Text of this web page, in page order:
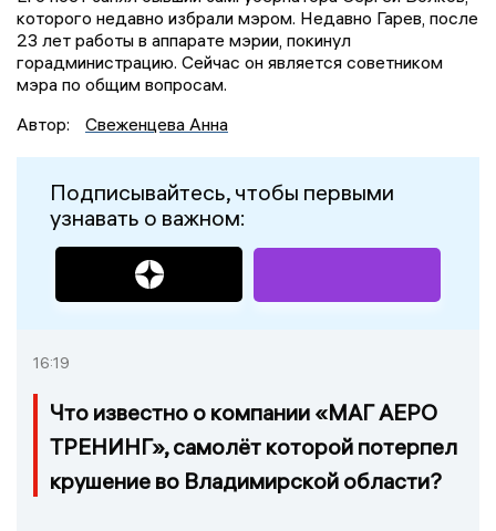
которого недавно избрали мэром. Недавно Гарев, после
23 лет работы в аппарате мэрии, покинул
горадминистрацию. Сейчас он является советником
мэра по общим вопросам.
Автор:
Свеженцева Анна
Подписывайтесь, чтобы первыми
узнавать о важном:
16:19
Что известно о компании «МАГ АЕРО
ТРЕНИНГ», самолёт которой потерпел
крушение во Владимирской области?